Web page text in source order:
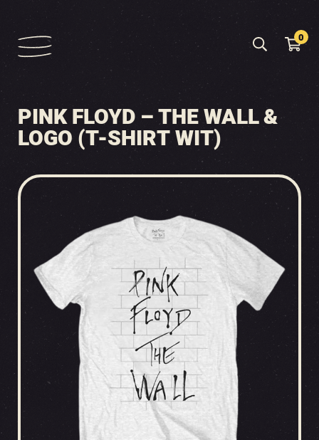
0
PINK FLOYD – THE WALL &
LOGO (T-SHIRT WIT)